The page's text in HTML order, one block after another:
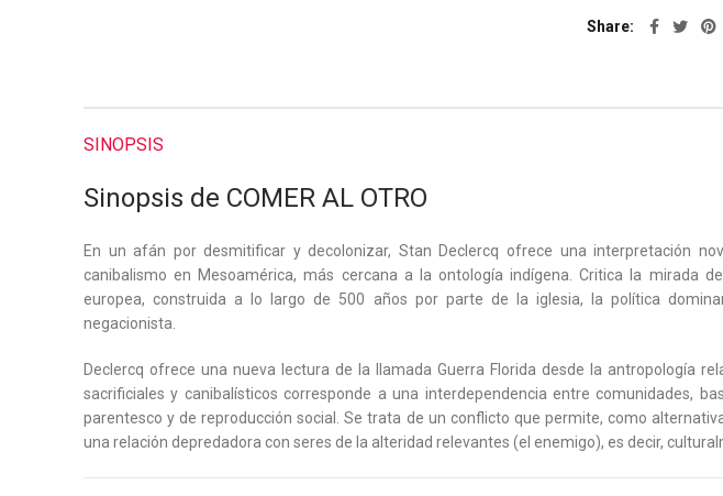
Share
SINOPSIS
Sinopsis de COMER AL OTRO
En un afán por desmitificar y decolonizar, Stan Declercq ofrece una interpretación
canibalismo en Mesoamérica, más cercana a la ontología indígena. Critica la mirada
europea, construida a lo largo de 500 años por parte de la iglesia, la política
negacionista.
Declercq ofrece una nueva lectura de la llamada Guerra Florida desde la antropología
sacrificiales y canibalísticos corresponde a una interdependencia entre comunidades,
parentesco y de reproducción social. Se trata de un conflicto que permite, como
una relación depredadora con seres de la alteridad relevantes (el enemigo), es decir,